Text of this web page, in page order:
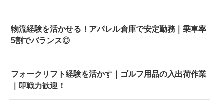
物流経験を活かせる！アパレル倉庫で安定勤務｜乗車率
5割でバランス◎
フォークリフト経験を活かす｜ゴルフ用品の入出荷作業
｜即戦力歓迎！